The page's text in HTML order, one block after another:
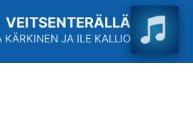
täällä.
VEITSENTERÄLLÄ
KÄRKINEN JA ILE KALLIO